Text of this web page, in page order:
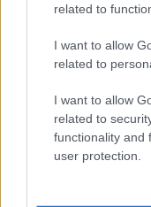
related to
I want to allow
related to
I want to allow
related to
functionality and
user protection.